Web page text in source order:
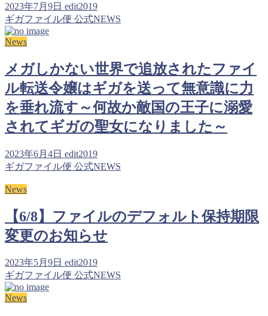
2023年7月9日 edit2019
ギガファイル便 公式NEWS
News
メガしかない世界で追放されたファイ
ル転送令嬢はギガを送って無意識に力
を垂れ流す～何故か敵国の王子に溺愛
されてギガの聖女になりました～
2023年6月4日 edit2019
ギガファイル便 公式NEWS
News
【6/8】ファイルのデフォルト保持期限
変更のお知らせ
2023年5月9日 edit2019
ギガファイル便 公式NEWS
News